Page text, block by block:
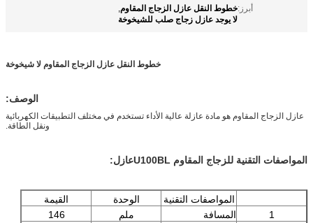
أبرز:خطوط النقل عازل الزجاج المقاوم,
لا يوجد عازل زجاج صلب للشيخوخة
خطوط النقل عازل الزجاج المقاوم لا شيخوخة
الوصف:
عازل الزجاج المقاوم هو مادة عازلة عالية الأداء تستخدم في مختلف التطبيقات الكهربائية
ونقل الطاقة.
المواصفات التقنية للزجاج المقاوم U100BL عازل:
المواصفات التقنية الوحدة
القيمة
1
المسافة ملم
146